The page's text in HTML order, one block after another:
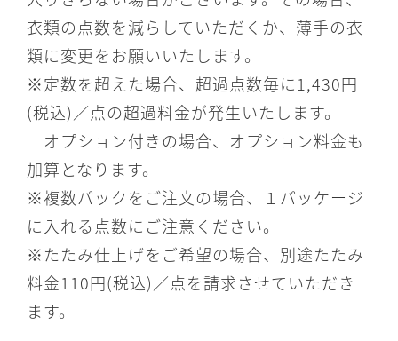
衣類の点数を減らしていただくか、薄手の衣
類に変更をお願いいたします。
※定数を超えた場合、超過点数毎に1,430円
(税込)／点の超過料金が発生いたします。
オプション付きの場合、オプション料金も
加算となります。
※複数パックをご注文の場合、１パッケージ
に入れる点数にご注意ください。
※たたみ仕上げをご希望の場合、別途たたみ
料金110円(税込)／点を請求させていただき
ます。